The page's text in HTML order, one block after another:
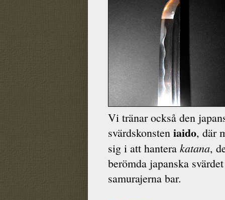
Vi tränar också den
svärdskonsten iaido, där
sig i att hantera katana,
berömda japanska
samurajerna bar.